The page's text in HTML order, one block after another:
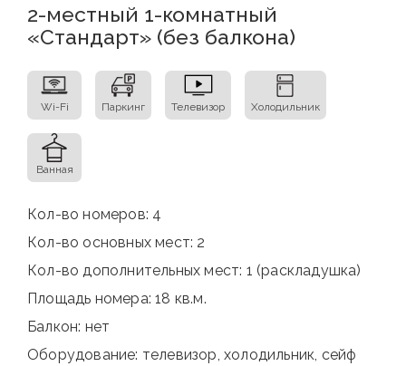
2-местный 1-комнатный
«Стандарт» (без балкона)
Wi-Fi Паркинг Телевизор Холодильник
Ванная
Кол-во номеров: 4
Кол-во основных мест: 2
Кол-во дополнительных мест: 1 (раскладушка)
Площадь номера: 18 кв.м.
Балкон: нет
Оборудование: телевизор, холодильник, сейф